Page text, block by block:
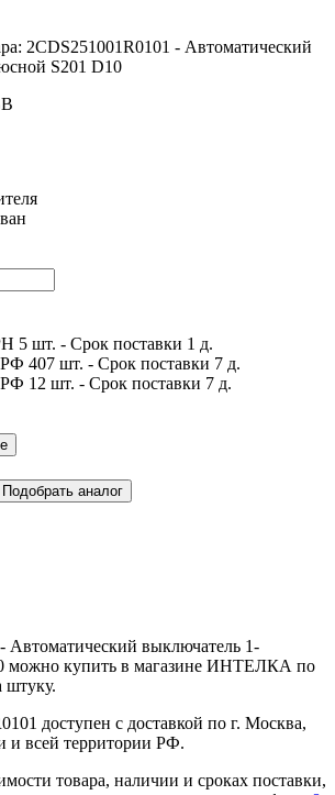
2CDS251001R0101 - Автоматический
S201 D10
5 шт. - Срок поставки 1 д.
РФ 407 шт. - Срок поставки 7 д.
РФ 12 шт. - Срок поставки 7 д.
Подобрать аналог
Автоматический выключатель 1-
можно купить в магазине ИНТЕЛКА по
штуку.
доступен с доставкой по г. Москва,
и всей территории РФ.
товара, наличии и сроках поставки,